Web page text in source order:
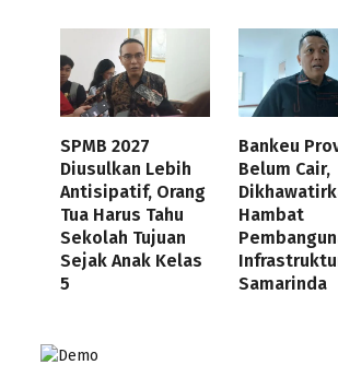
SPMB 2027
Diusulkan Lebih
Antisipatif, Orang
Tua Harus Tahu
Sekolah Tujuan
Sejak Anak Kelas
5
Bankeu
Belum Cair,
Hambat
Samarinda